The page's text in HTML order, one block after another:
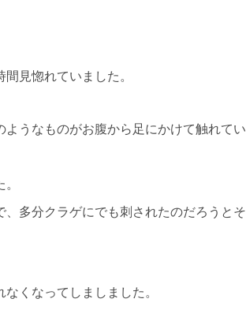
見惚れていました。
うなものがお腹から足にかけて触れてい
多分クラゲにでも刺されたのだろうとそ
くなってしましました。